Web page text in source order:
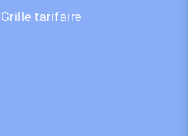
Grille tarifaire